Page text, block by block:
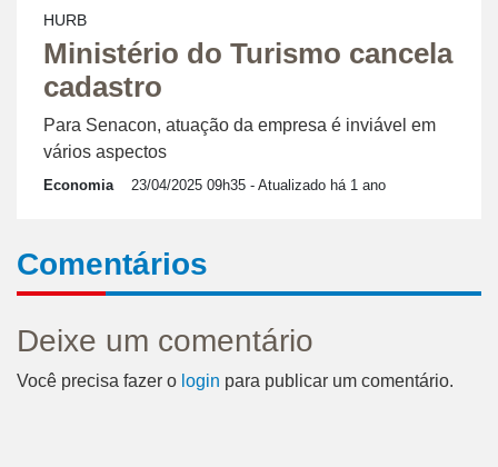
HURB
Ministério do Turismo cancela
cadastro
Para Senacon, atuação da empresa é inviável em
vários aspectos
Economia 23/04/2025 09h35 - Atualizado há 1 ano
Comentários
Deixe um comentário
Você precisa fazer o login para publicar um comentário.